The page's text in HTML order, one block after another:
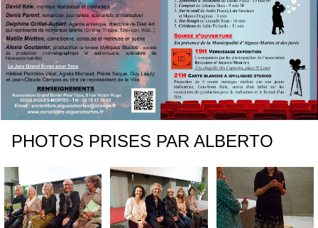
PHOTOS PRISES PAR ALBERTO